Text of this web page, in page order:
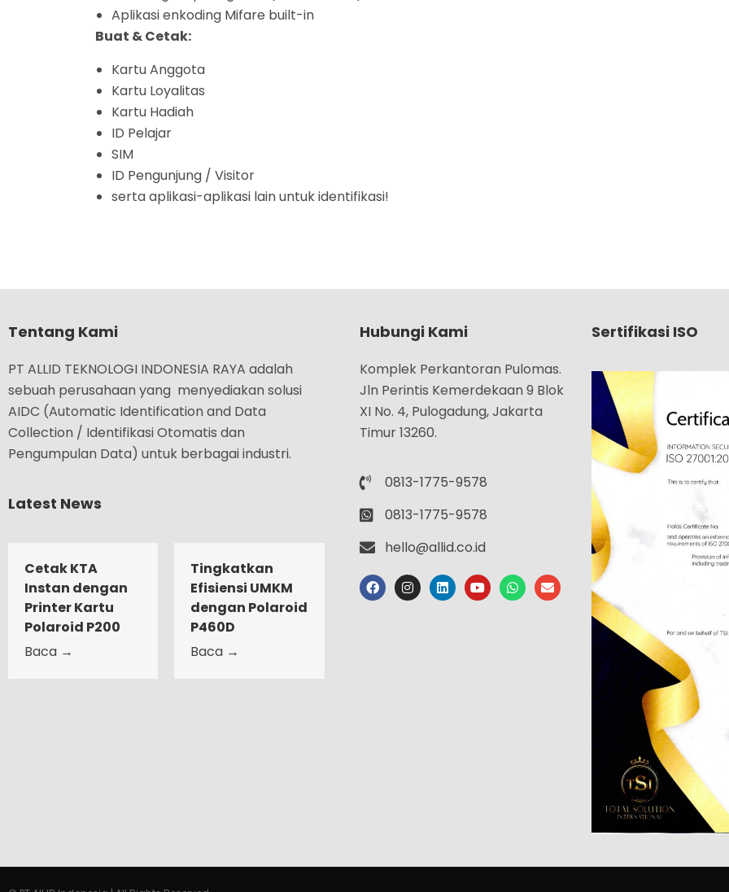
Aplikasi enkoding Mifare built-in
Buat & Cetak:
Kartu Anggota
Kartu Loyalitas
Kartu Hadiah
ID Pelajar
SIM
ID Pengunjung / Visitor
serta aplikasi-aplikasi lain untuk identifikasi!
Tentang Kami
PT ALLID TEKNOLOGI INDONESIA RAYA adalah
sebuah perusahaan yang menyediakan solusi
AIDC (Automatic Identification and Data
Collection / Identifikasi Otomatis dan
Pengumpulan Data) untuk berbagai industri.
Latest News
Cetak KTA
Instan dengan
Printer Kartu
Polaroid P200
Baca →
Tingkatkan
Efisiensi UMKM
dengan Polaroid
P460D
Baca →
Hubungi Kami
Komplek Perkantoran Pulomas.
Jln Perintis Kemerdekaan 9 Blok
XI No. 4, Pulogadung, Jakarta
Timur 13260.
0813-1775-9578
0813-1775-9578
hello@allid.co.id
Sertifikasi ISO